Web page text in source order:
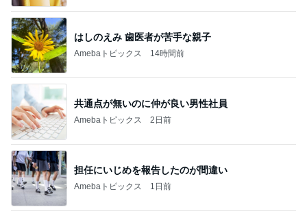
はしのえみ 歯医者が苦手な親子
Amebaトピックス 14時間前
共通点が無いのに仲が良い男性社員
Amebaトピックス 2日前
担任にいじめを報告したのが間違い
Amebaトピックス 1日前